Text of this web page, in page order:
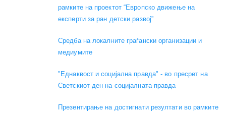
рамките на проектот “Европско движење на
експерти за ран детски развој”
Средба на локалните граѓански организации и
медиумите
"Еднаквост и социјална правда" - во пресрет на
Светскиот ден на социјалната правда
Презентирање на достигнати резултати во рамките